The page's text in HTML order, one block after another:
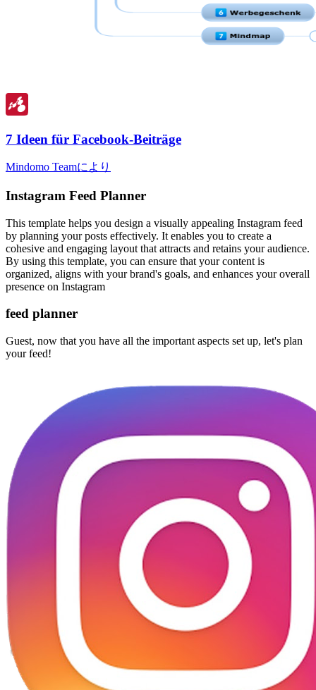
7 Ideen für Facebook-Beiträge
Mindomo Teamにより
Instagram Feed Planner
This template helps you design a visually appealing Instagram feed
by planning your posts effectively. It enables you to create a
cohesive and engaging layout that attracts and retains your audience.
By using this template, you can ensure that your content is
organized, aligns with your brand's goals, and enhances your overall
presence on Instagram
feed planner
Guest, now that you have all the important aspects set up, let's plan
your feed!